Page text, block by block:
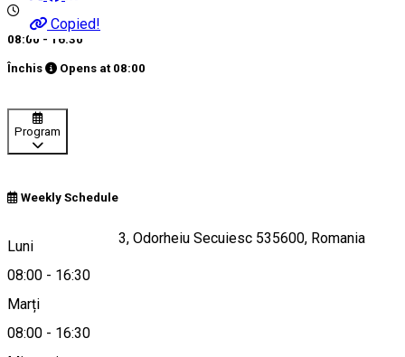
Copied!
08:00 - 16:30
Închis Opens at 08:00
Program
Weekly Schedule
Luni
08:00 - 16:30
Marți
08:00 - 16:30
Strada Cădișeni 33, Odorheiu Secuiesc 535600, Romania
Hartă